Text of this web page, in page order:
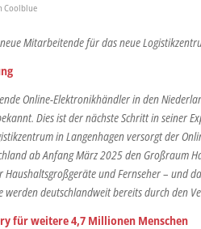
Coolblue
Mitarbeitende für das neue
Online-Elektronikhändler in den
Dies ist der nächste Schritt in seiner
in Langenhagen versorgt der
ab Anfang März 2025 den Großraum
Haushaltsgroßgeräte und Fernseher – und
deutschlandweit bereits durch den
für weitere 4,7 Millionen Menschen